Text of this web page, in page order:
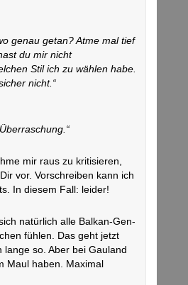
genau getan? Atme mal tief
du mir nicht
Stil ich zu wählen habe.
nicht.“
mir raus zu kritisieren,
vor. Vorschreiben kann ich
In diesem Fall: leider!
natürlich alle Balkan-Gen-
fühlen. Das geht jetzt
lange so. Aber bei Gauland
Maul haben. Maximal